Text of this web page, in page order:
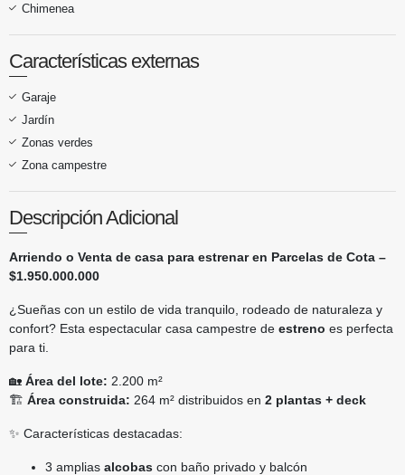
Chimenea
Características externas
Garaje
Jardín
Zonas verdes
Zona campestre
Descripción Adicional
Arriendo o Venta de casa para estrenar en Parcelas de Cota –
$1.950.000.000
¿Sueñas con un estilo de vida tranquilo, rodeado de naturaleza y
confort? Esta espectacular casa campestre de estreno es perfecta
para ti.
🏡 Área del lote: 2.200 m²
🏗️ Área construida: 264 m² distribuidos en 2 plantas + deck
✨ Características destacadas:
3 amplias alcobas con baño privado y balcón